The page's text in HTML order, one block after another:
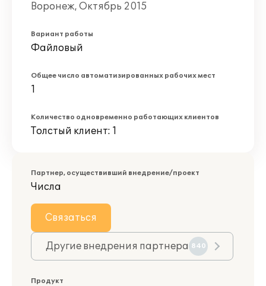
Воронеж, Октябрь 2015
Вариант работы
Файловый
Общее число автоматизированных рабочих мест
1
Количество одновременно работающих клиентов
Толстый клиент: 1
Партнер, осуществивший внедрение/проект
Числа
Связаться
Другие внедрения партнера 840
Продукт